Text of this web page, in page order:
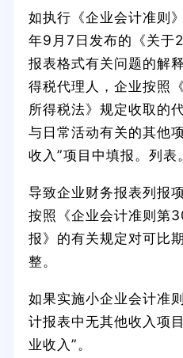
如执行《企业会计准则
年9月7日发布的《关于
报表格式有关问题的解
得税代理人，企业按照
所得税法》规定收取的
与日常活动有关的其他
收入”项目中填报。列表。
导致企业财务报表列报
按照《企业会计准则
报》的有关规定对可比
整。
如果实施小企业会计准
计报表中无其他收入项
业收入”。